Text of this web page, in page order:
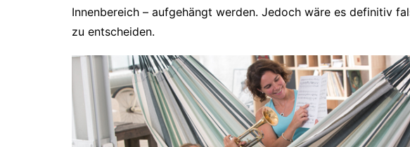
Innenbereich – aufgehängt werden. Jedoch wäre es definitiv
zu entscheiden.